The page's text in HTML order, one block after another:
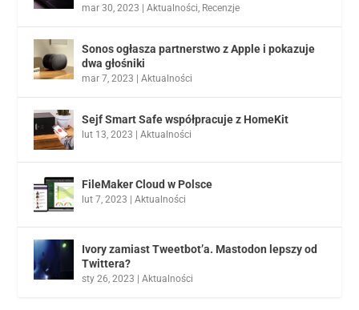
mar 30, 2023 |Aktualności, Recenzje
Sonos ogłasza partnerstwo z Apple i pokazuje
dwa głośniki
mar 7, 2023 |Aktualności
Sejf Smart Safe współpracuje z HomeKit
lut 13, 2023 |Aktualności
FileMaker Cloud w Polsce
lut 7, 2023 |Aktualności
Ivory zamiast Tweetbot’a. Mastodon lepszy od
Twittera?
sty 26, 2023 |Aktualności